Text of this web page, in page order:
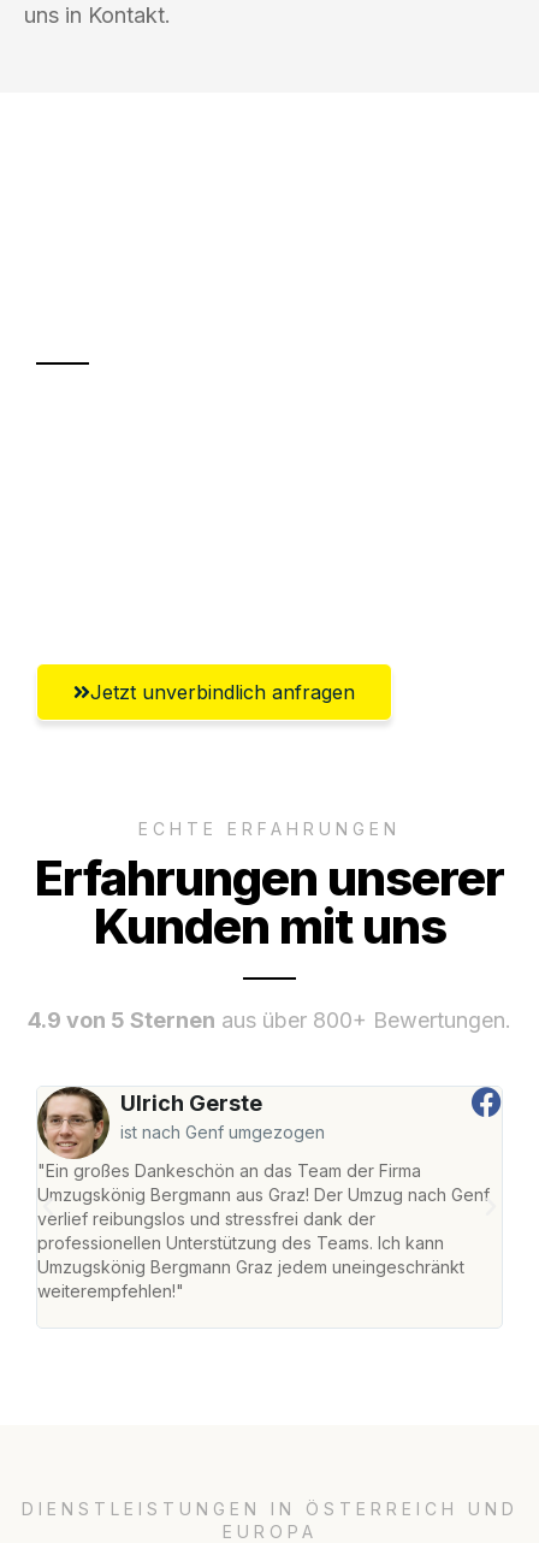
uns in Kontakt.
Jetzt unverbindlich anfragen
ECHTE ERFAHRUNGEN
Erfahrungen unserer
Kunden mit uns
4.9 von 5 Sternen aus über 800+ Bewertungen.
Ulrich Gerste
ist nach Genf umgezogen
"Ein großes Dankeschön an das Team der Firma
Umzugskönig Bergmann aus Graz! Der Umzug nach Genf
verlief reibungslos und stressfrei dank der
professionellen Unterstützung des Teams. Ich kann
Umzugskönig Bergmann Graz jedem uneingeschränkt
weiterempfehlen!"
DIENSTLEISTUNGEN IN ÖSTERREICH UND
EUROPA